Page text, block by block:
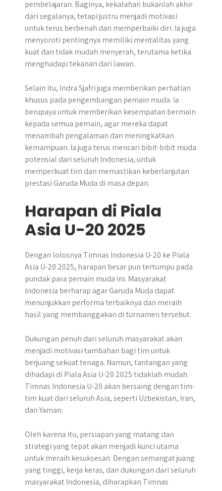
pembelajaran. Baginya, kekalahan bukanlah akhir
dari segalanya, tetapi justru menjadi motivasi
untuk terus berbenah dan memperbaiki diri. Ia juga
menyoroti pentingnya memiliki mentalitas yang
kuat dan tidak mudah menyerah, terutama ketika
menghadapi tekanan dari lawan.
Selain itu, Indra Sjafri juga memberikan perhatian
khusus pada pengembangan pemain muda. Ia
berupaya untuk memberikan kesempatan bermain
kepada semua pemain, agar mereka dapat
menambah pengalaman dan meningkatkan
kemampuan. Ia juga terus mencari bibit-bibit muda
potensial dari seluruh Indonesia, untuk
memperkuat tim dan memastikan keberlanjutan
prestasi Garuda Muda di masa depan.
Harapan di Piala
Asia U-20 2025
Dengan lolosnya Timnas Indonesia U-20 ke Piala
Asia U-20 2025, harapan besar pun tertumpu pada
pundak para pemain muda ini. Masyarakat
Indonesia berharap agar Garuda Muda dapat
menunjukkan performa terbaiknya dan meraih
hasil yang membanggakan di turnamen tersebut.
Dukungan penuh dari seluruh masyarakat akan
menjadi motivasi tambahan bagi tim untuk
berjuang sekuat tenaga. Namun, tantangan yang
dihadapi di Piala Asia U-20 2025 tidaklah mudah.
Timnas Indonesia U-20 akan bersaing dengan tim-
tim kuat dari seluruh Asia, seperti Uzbekistan, Iran,
dan Yaman.
Oleh karena itu, persiapan yang matang dan
strategi yang tepat akan menjadi kunci utama
untuk meraih kesuksesan. Dengan semangat juang
yang tinggi, kerja keras, dan dukungan dari seluruh
masyarakat Indonesia, diharapkan Timnas